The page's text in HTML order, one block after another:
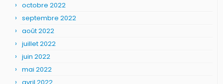
octobre 2022
septembre 2022
août 2022
juillet 2022
juin 2022
mai 2022